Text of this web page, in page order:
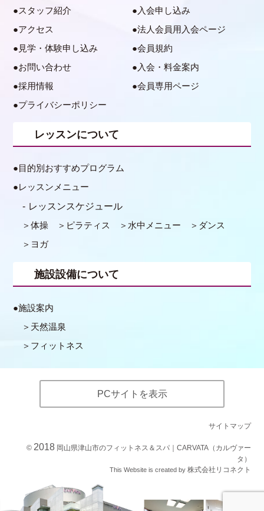
スタッフ紹介
入会申し込み
アクセス
法人会員用入会ページ
見学・体験申し込み
会員規約
お問い合わせ
入会・料金案内
採用情報
会員専用ページ
プライバシーポリシー
レッスンについて
目的別おすすめプログラム
レッスンメニュー
レッスンスケジュール
体操 ピラティス 水中メニュー
ダンス
ヨガ
施設設備について
施設案内
天然温泉
フィットネス
PCサイトを表示
サイトマップ
© 2018 岡山県津山市のフィットネス＆スパ｜CARVATA（カルヴァー
タ）
This Website is created by 株式会社リコネクト